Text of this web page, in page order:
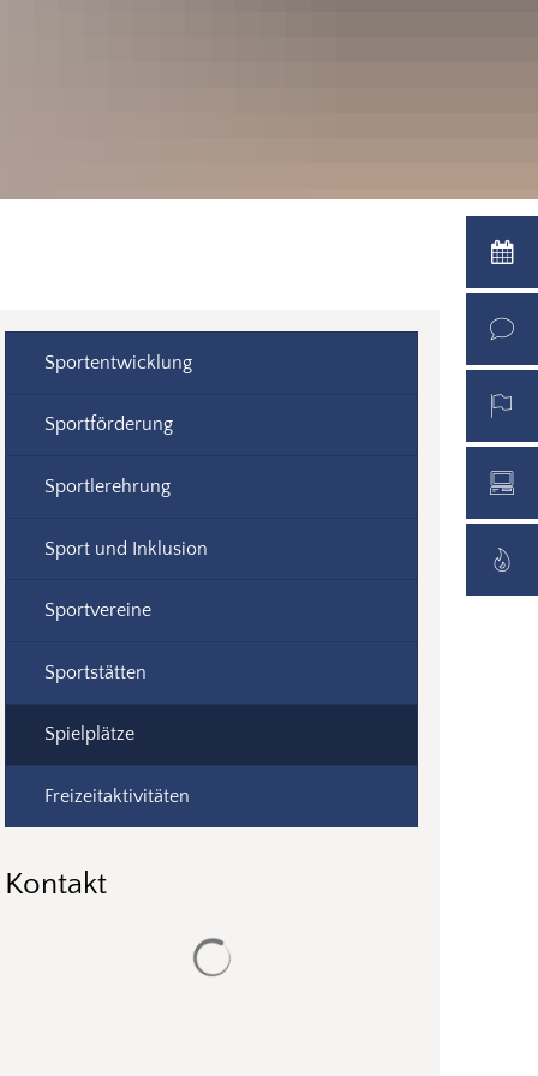
Sportentwicklung
Sportförderung
Sportlerehrung
Sport und Inklusion
Sportvereine
Sportstätten
Spielplätze
Freizeitaktivitäten
Kontakt